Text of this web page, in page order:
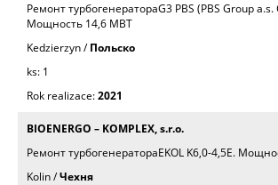
Ремонт турбогенератораG3 PBS (PBS Group a.s.
Mощность 14,6 МВТ
Kedzierzyn /Польскo
1
2021
BIOENERGO – KOMPLEX, s.r.o.
Ремонт турбогенератораEKOL K6,0-4,5E.
Kolin /Чехня